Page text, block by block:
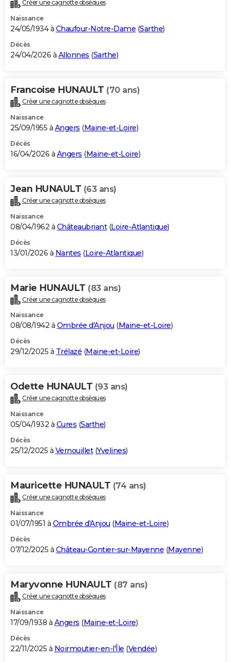
Dictionnaire
Biographies
Citations
Expressions
Proverbes
PROGRAMME TV
S'inscrire
Se connecter
Lycées
Collèges
Primaires
Universités
Entreprises
Service militaire
Avis de recherche
AVIS DE DÉCÈS
Bricolage
Lifestyle
Culture
Sport
Auto
Television
Voyage
Cinema
Créer une cagnotte obsèques
Naissance
24/05/1934 à Chaufour-Notre-Dame (Sarthe)
Décès
24/04/2026 à Allonnes (Sarthe)
Francoise HUNAULT (70 ans)
Créer une cagnotte obsèques
Naissance
25/09/1955 à Angers (Maine-et-Loire)
Décès
16/04/2026 à Angers (Maine-et-Loire)
Jean HUNAULT (63 ans)
Créer une cagnotte obsèques
Naissance
08/04/1962 à Châteaubriant(Loire-Atlantique)
Décès
13/01/2026 à Nantes (Loire-Atlantique)
Marie HUNAULT (83 ans)
Créer une cagnotte obsèques
Naissance
08/08/1942 à Ombrée d'Anjou (Maine-et-Loire)
Décès
29/12/2025 à Trélazé (Maine-et-Loire)
Odette HUNAULT (93 ans)
Créer une cagnotte obsèques
Naissance
05/04/1932 à Cures (Sarthe)
Décès
25/12/2025 à Vernouillet(Yvelines)
Mauricette HUNAULT (74 ans)
Créer une cagnotte obsèques
Naissance
01/07/1951 à Ombrée d'Anjou (Maine-et-Loire)
Décès
07/12/2025 à Château-Gontier-sur-Mayenne (Mayenne)
Maryvonne HUNAULT (87 ans)
Créer une cagnotte obsèques
Naissance
17/09/1938 à Angers (Maine-et-Loire)
Décès
22/11/2025 à Noirmoutier-en-l'Île (Vendée)